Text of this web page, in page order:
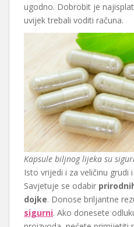
ugodno. Dobrobit je
uvijek trebali voditi računa.
Kapsule biljnog lijeka su
Isto vrijedi i za veličinu grudi
Savjetuje se odabir
dojke. Donose briljantne
sigurni. Ako donesete